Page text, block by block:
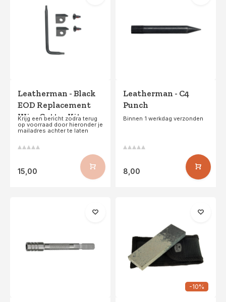
Leatherman - Black
EOD Replacement
Wire Cutter Kit
Krijg een bericht zodra terug
op voorraad door hieronder je
mailadres achter te laten
15,00
Leatherman - C4
Punch
Binnen 1 werkdag verzonden
8,00
-10%